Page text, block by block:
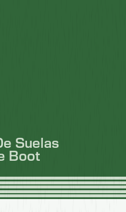
Suelas
Boot